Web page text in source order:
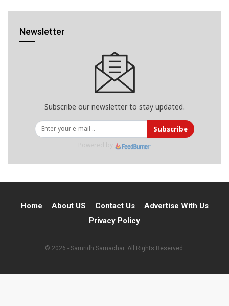
Newsletter
Subscribe our newsletter to stay updated.
Subscribe
Home About US Contact Us
Advertise With Us
Privacy Policy
© 2026 - Samridh Samachar. All Rights Reserved.